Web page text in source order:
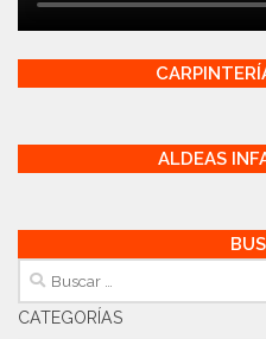
ALDEAS
Buscar:
CATEGORÍAS